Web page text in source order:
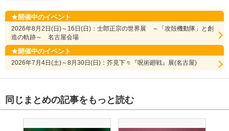
開催中のイベント
2026年8月2日(日)～16日(日)：士郎正宗の世界展 ～「攻殻機動隊」と創
造の軌跡～ 名古屋会場
開催中のイベント
2026年7月4日(土)～8月30日(日)：芥見下々『呪術廻戦』展(名古屋)
同じまとめの記事をもっと読む